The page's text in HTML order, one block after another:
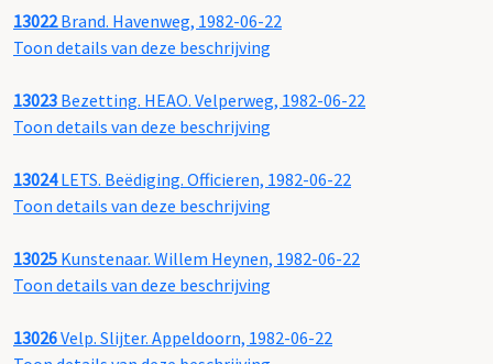
13022Brand. Havenweg, 1982-06-22
Toon details van deze beschrijving
13023 Bezetting. HEAO. Velperweg, 1982-06-22
Toon details van deze beschrijving
13024LETS. Beëdiging. Officieren, 1982-06-22
Toon details van deze beschrijving
13025 Kunstenaar. Willem Heynen, 1982-06-22
Toon details van deze beschrijving
13026Velp. Slijter. Appeldoorn, 1982-06-22